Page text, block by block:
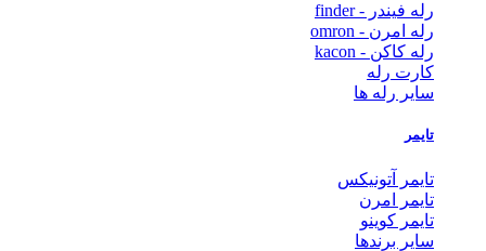
رله فیندر - finder
رله امرن - omron
رله کاکن - kacon
کارت رله
سایر رله ها
تایمر
تایمر آتونیکس
تایمر امرن
تایمر کوینو
سایر برندها